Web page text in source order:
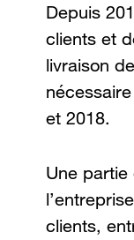
Depuis
clients et
livraison
et 2018.
Une
clients,